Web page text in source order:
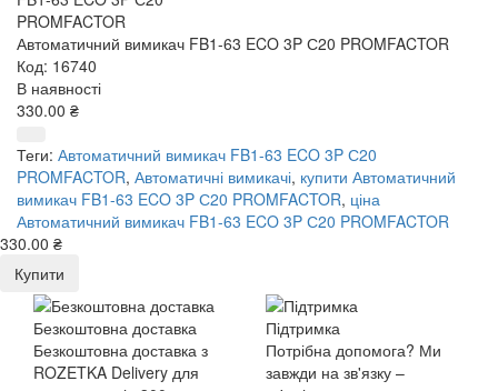
Автоматичний вимикач FB1-63 ECO 3P С20 PROMFACTOR
Код: 16740
В наявності
330.00 ₴
Теги: Автоматичний вимикач FB1-63 ECO 3P С20
PROMFACTOR, Автоматичні вимикачі, купити Автоматичний
вимикач FB1-63 ECO 3P С20 PROMFACTOR, ціна
Автоматичний вимикач FB1-63 ECO 3P С20 PROMFACTOR
330.00 ₴
Купити
Безкоштовна доставка
Безкоштовна доставка з
ROZETKA Delivery для
Підтримка
Потрібна допомога? Ми
завжди на зв'язку –